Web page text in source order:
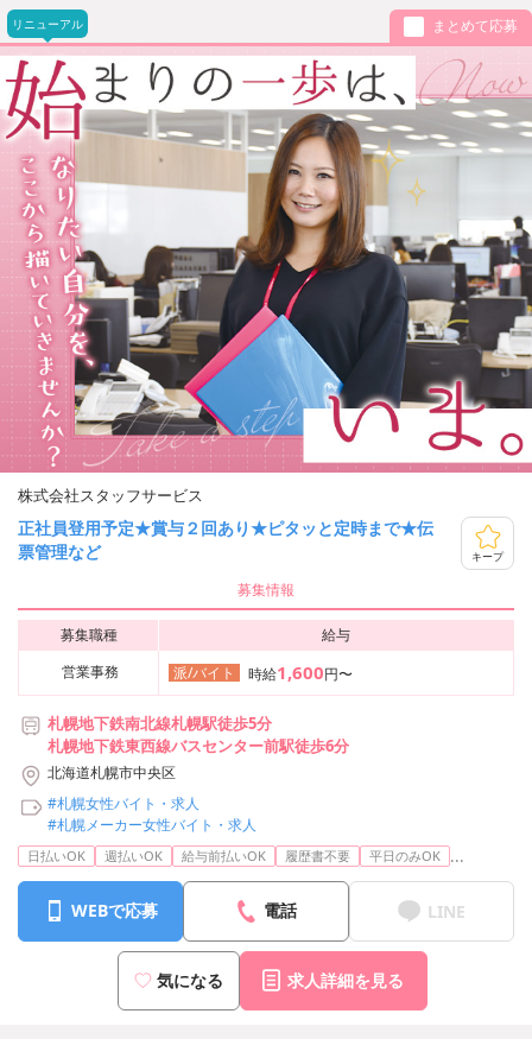
リニューアル まとめて応募
株式会社スタッフサービス
正社員登用予定★賞与２回あり★ピタッと定時まで★伝
票管理など
キープ
募集情報
募集職種
給与
営業事務
派/バイト 時給1,600円〜
札幌地下鉄南北線札幌駅徒歩5分
札幌地下鉄東西線バスセンター前駅徒歩6分
北海道札幌市中央区
#札幌女性バイト・求人
#札幌メーカー女性バイト・求人
日払いOK 週払いOK 給与前払いOK 履歴書不要 平日のみOK ...
WEBで応募 電話 LINE
気になる 求人詳細を見る